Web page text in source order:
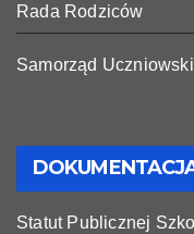
Rada Rodziców
Samorząd Uczniowski
Statut Publicznej